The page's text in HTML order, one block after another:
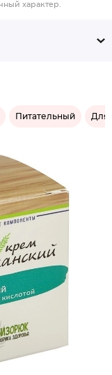
характер.
Питательный Для